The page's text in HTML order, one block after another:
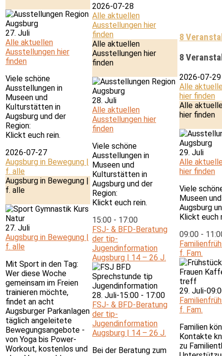
27. Juli
Alle aktuellen
Ausstellungen hier
finden
Viele schöne
Ausstellungen in
Museen und
Kulturstätten in
Augsburg und der
Region:
Klickt euch rein.
2026-07-27
Augsburg in Bewegung |
f. alle
Augsburg in Bewegung |
f. alle
27. Juli
Augsburg in Bewegung |
f. alle
Mit Sport in den Tag:
Wer diese Woche
gemeinsam im Freien
trainieren möchte,
findet an acht
Augsburger Parkanlagen
täglich angeleitete
Bewegungsangebote -
von Yoga bis Power-
Workout, kostenlos und
2026-07-28
Alle aktuellen
Ausstellungen hier
finden
Alle aktuellen
Ausstellungen hier
finden
28. Juli
Alle aktuellen
Ausstellungen hier
finden
Viele schöne
Ausstellungen in
Museen und
Kulturstätten in
Augsburg und der
Region:
Klickt euch rein.
15:00 - 17:00
FSJ- & BFD-Beratung
der tip-
Jugendinformation
Augsburg | 14 – 26 J.
28. Juli-15:00 - 17:00
FSJ- & BFD-Beratung
der tip-
Jugendinformation
Augsburg | 14 – 26 J.
Bei der Beratung zum
8
8
2026-07-29
Alle
hier finden
Alle
hier finden
29. Juli
Alle
hier finden
Viele
Museen
Augsburg
Klickt euch
09:00 -
f. Fam.
29. Juli-
f. Fam.
Familien
Kontakte
zu